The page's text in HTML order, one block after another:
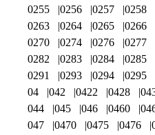
0255
0256 0257 0258
0263
0264 0265 0266
0270
0274 0276 0277
0282
0283 0284 0285
0291
0293 0294 0295
04
042 0422 0428
044
045 046 0460
047
0470 0475 0476